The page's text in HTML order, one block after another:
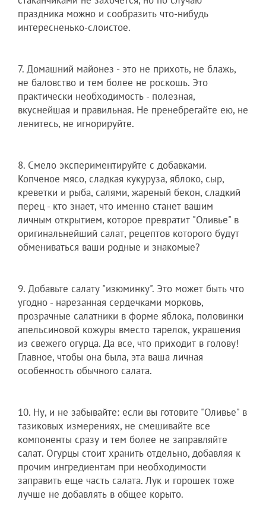
праздника можно и сообразить что-нибудь
интересненько-слоистое.
7. Домашний майонез - это не прихоть, не блажь,
не баловство и тем более не роскошь. Это
практически необходимость - полезная,
вкуснейшая и правильная. Не пренебрегайте ею, не
ленитесь, не игнорируйте.
8. Смело экспериментируйте с добавками.
Копченое мясо, сладкая кукуруза, яблоко, сыр,
креветки и рыба, салями, жареный бекон, сладкий
перец - кто знает, что именно станет вашим
личным открытием, которое превратит "Оливье" в
оригинальнейший салат, рецептов которого будут
обмениваться ваши родные и знакомые?
9. Добавьте салату "изюминку". Это может быть что
угодно - нарезанная сердечками морковь,
прозрачные салатники в форме яблока, половинки
апельсиновой кожуры вместо тарелок, украшения
из свежего огурца. Да все, что приходит в голову!
Главное, чтобы она была, эта ваша личная
особенность обычного салата.
10. Ну, и не забывайте: если вы готовите "Оливье" в
тазиковых измерениях, не смешивайте все
компоненты сразу и тем более не заправляйте
салат. Огурцы стоит хранить отдельно, добавляя к
прочим ингредиентам при необходимости
заправить еще часть салата. Лук и горошек тоже
лучше не добавлять в общее корыто.